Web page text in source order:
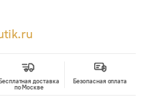
доставка
по Москве
Безопасная оплата